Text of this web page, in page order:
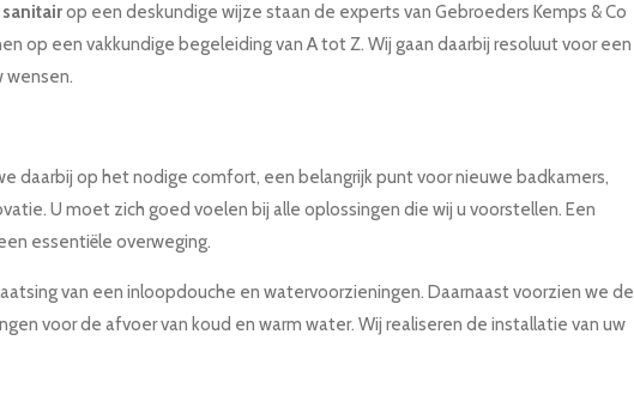
sanitairop een deskundige wijze staan de experts van Gebroeders Kemps & Co
op een vakkundige begeleiding van A tot Z. Wij gaan daarbij resoluut voor een
wensen.
daarbij op het nodige comfort, een belangrijk punt voor nieuwe badkamers,
U moet zich goed voelen bij alle oplossingen die wij u voorstellen. Een
essentiële overweging.
van een inloopdouche en watervoorzieningen. Daarnaast voorzien we de
voor de afvoer van koud en warm water. Wij realiseren de installatie van uw